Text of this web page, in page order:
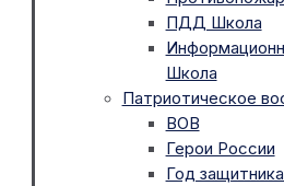
ПДД Школа
Школа
Патриотическое
ВОВ
Герои России
Год